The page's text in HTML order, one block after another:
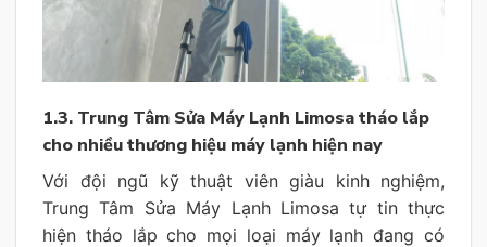
1.3. Trung Tâm Sửa Máy Lạnh Limosa tháo lắp
cho nhiều thương hiệu máy lạnh hiện nay
Với đội ngũ kỹ thuật viên giàu kinh nghiệm,
Trung Tâm Sửa Máy Lạnh Limosa tự tin thực
hiện tháo lắp cho mọi loại máy lạnh đang có